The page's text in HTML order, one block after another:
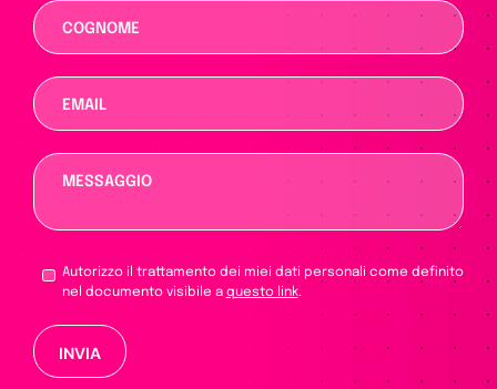
Autorizzo il trattamento dei miei dati personali come definito
nel documento visibile a questo link.
Si prega di lasciare vuoto questo campo.